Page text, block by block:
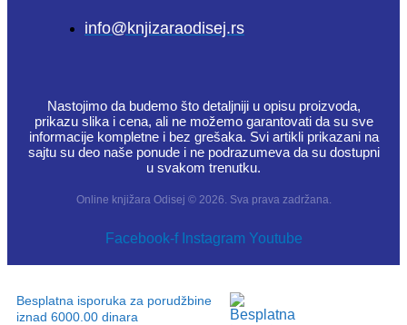
info@knjizaraodisej.rs
Nastojimo da budemo što detaljniji u opisu proizvoda,
prikazu slika i cena, ali ne možemo garantovati da su sve
informacije kompletne i bez grešaka. Svi artikli prikazani na
sajtu su deo naše ponude i ne podrazumeva da su dostupni
u svakom trenutku.
Online knjižara Odisej © 2026. Sva prava zadržana.
Facebook-f Instagram Youtube
Besplatna isporuka za porudžbine
iznad 6000.00 dinara